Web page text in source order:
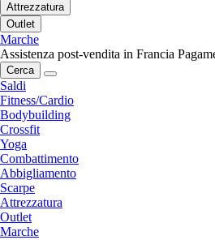
Attrezzatura
Outlet
Marche
Assistenza post-vendita in Francia
Cerca
Saldi
Fitness/Cardio
Bodybuilding
Crossfit
Yoga
Combattimento
Abbigliamento
Scarpe
Attrezzatura
Outlet
Marche